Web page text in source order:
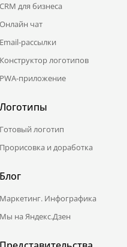
CRM для бизнеса
Онлайн чат
Email-рассылки
Конструктор логотипов
PWA-приложение
Логотипы
Готовый логотип
Прорисовка и доработка
Блог
Маркетинг. Инфографика
Мы на Яндекс.Дзен